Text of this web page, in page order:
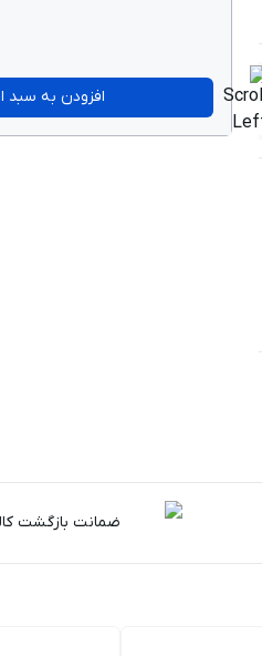
قابلیت چرخش
دارد
افزودن به سبد
ضمانت بازگشت